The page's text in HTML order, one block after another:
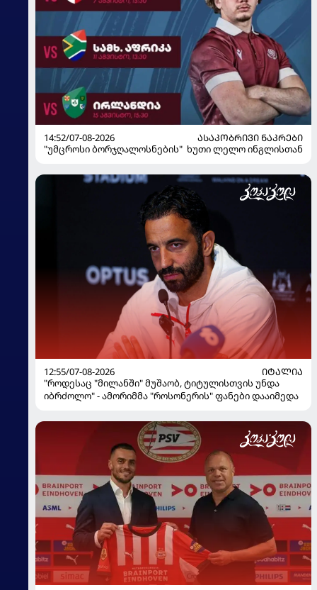
14:52/07-08-2026
ᲐᲡᲐᲙᲝᲑᲠᲘᲕᲘ ᲜᲐᲙᲠᲔᲑᲘ
"უმცროსი ბორჯღალოსნების" ხუთი ლელო ინგლისთან
12:55/07-08-2026
ᲘᲢᲐᲚᲘᲐ
"როდესაც "მილანში" მუშაობ, ტიტულისთვის უნდა
იბრძოლო" - ამორიმმა "როსონერის" ფანები დააიმედა